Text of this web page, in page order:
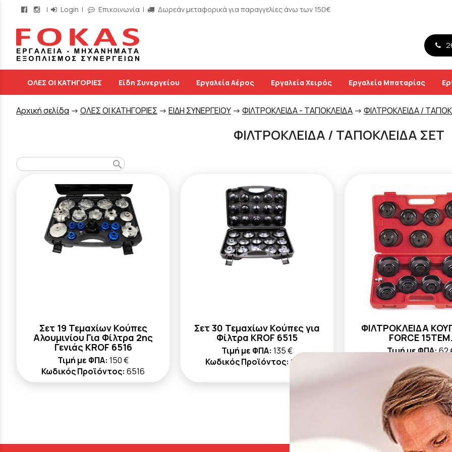
| Login | Επικοινωνία | Δωρεάν μεταφορικά για παραγγελίες άνω των 150€
/
ΟΛΕΣ ΟΙ ΚΑΤΗΓΟΡΙΕΣ Είδη Συνεργείου Εργαλεία Αέρος Εργαλεία Χειρός Εργαλεία Μπαταρίας
Aρχική σελίδα -> ΟΛΕΣ ΟΙ ΚΑΤΗΓΟΡΙΕΣ -> ΕΙΔΗ ΣΥΝΕΡΓΕΙΟΥ -> ΦΙΛΤΡΟΚΛΕΙΔΑ - ΤΑΠΟΚΛΕΙΔΑ -> ΦΙΛΤΡΟΚΛΕΙΔΑ /
ΦΙΛΤΡΟΚΛΕΙΔΑ / ΤΑΠΟΚΛΕΙΔΑ ΣΕΤ
search
Σετ 19 Τεμαχίων Κούπες
Αλουμινίου Για Φίλτρα 2ης
Γενιάς KROF 6516
Τιμή με ΦΠΑ: 150 €
Κωδικός Προϊόντος: 6516
Σετ 30 Τεμαχίων Κούπες για
Φίλτρα KROF 6515
Τιμή με ΦΠΑ: 135 €
Κωδικός Προϊόντος: 6515
ΦΙΛΤΡΟΚΛΕΙΔΑ
FORCE 15ΤΕΜ.
Τιμή με ΦΠΑ:62